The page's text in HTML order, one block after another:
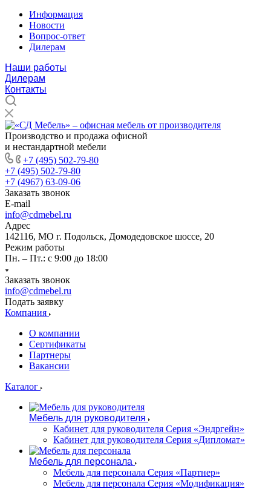
Информация
Новости
Вопрос-ответ
Дилерам
Наши работы
Дилерам
Контакты
Производство и продажа офисной
и нестандартной мебели
+7 (495) 502-79-80
+7 (495) 502-79-80
+7 (4967) 63-09-06
Заказать звонок
E-mail
info@cdmebel.ru
Адрес
142116, МО г. Подольск, Домодедовское шоссе, 20
Режим работы
Пн. – Пт.: с 9:00 до 18:00
Заказать звонок
info@cdmebel.ru
Подать заявку
Компания
О компании
Сертификаты
Партнеры
Вакансии
Каталог
Мебель для руководителя
Кабинет для руководителя Серия «Эндргейн»
Кабинет для руководителя Серия «Дипломат»
Мебель для персонала
Мебель для персонала Серия «Партнер»
Мебель для персонала Серия «Модификация»